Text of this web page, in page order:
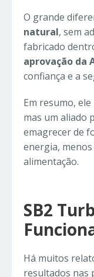
O grande
natural, sem
fabricado
aprovação da
confiança e a
Em resumo,
mas um aliado
emagrecer de
energia,
alimentação.
SB2
Há muitos
resultados nas